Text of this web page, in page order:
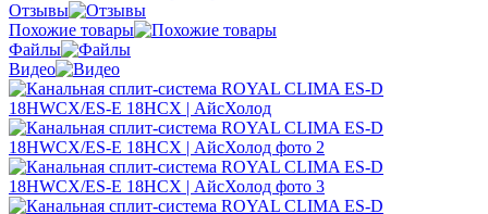
Отзывы
Похожие товары
Файлы
Видео